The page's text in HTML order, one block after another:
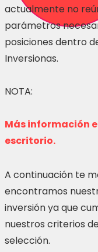
actualmente no
parámetros
posiciones dentro
Inversionas.
NOTA:
Más información
escritorio.
A continuación te
encontramos
inversión ya que
nuestros criterios
selección.